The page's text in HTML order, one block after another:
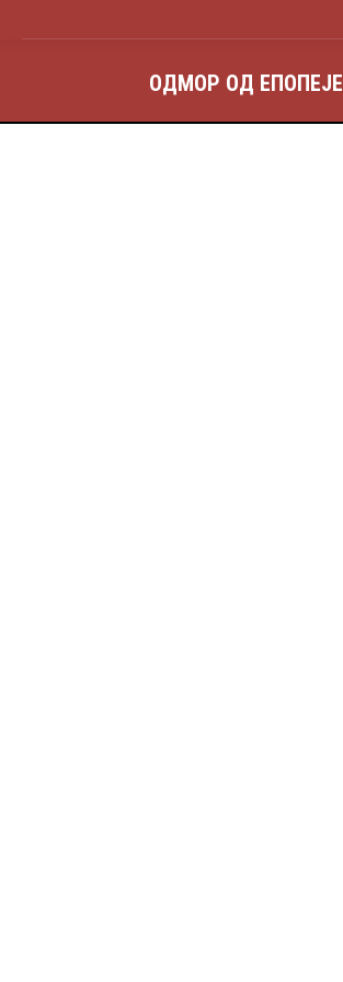
ОДМОР ОД ЕПОПЕЈЕ